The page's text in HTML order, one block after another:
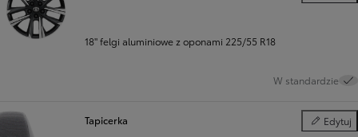
18" felgi aluminiowe z oponami 225/55 R18
W standardzie
Tapicerka Edytuj
Tapicerka